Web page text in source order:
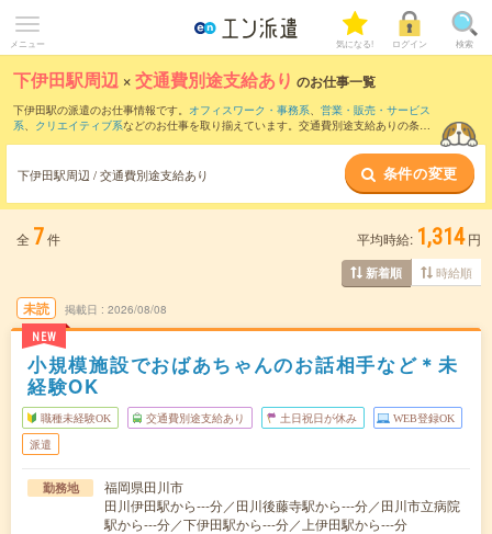
メニュー 気になる! ログイン 検索
下伊田駅周辺 ×交通費別途支給あり のお仕事一覧
下伊田駅の派遣のお仕事情報です。 オフィスワーク・事務系、 営業・販売・サービス
系、 クリエイティブ系などのお仕事を取り揃えています。交通費別途支給ありの条件
下伊田駅周辺 / 交通費別途支給あり 条件の変更
全 7件 平均時給: 1,314 円
新着順 時給順
未読
NEW
掲載日 2026/08/08
小規模施設でおばあちゃんのお話相手など＊未
経験OK
職種未経験OK 交通費別途支給あり 土日祝日が休み WEB登録OK
派遣
勤務地
福岡県田川市
田川伊田駅から---分／田川後藤寺駅から---分／田川市立病院
駅から---分／下伊田駅から---分／上伊田駅から---分